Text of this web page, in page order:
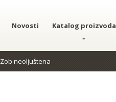
Novosti Katalog proizvoda
Zob neoljuštena